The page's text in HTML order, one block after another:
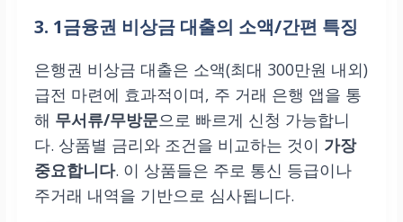
3. 1금융권 비상금 대출의 소액/간편 특징
은행권 비상금 대출은 소액(최대 300만원 내외)
급전 마련에 효과적이며, 주 거래 은행 앱을 통
해 무서류/무방문으로 빠르게 신청 가능합니
다. 상품별 금리와 조건을 비교하는 것이 가장
중요합니다. 이 상품들은 주로 통신 등급이나
주거래 내역을 기반으로 심사됩니다.